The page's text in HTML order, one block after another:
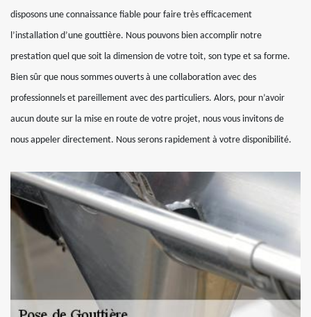
disposons une connaissance fiable pour faire très efficacement
l’installation d’une gouttière. Nous pouvons bien accomplir notre
prestation quel que soit la dimension de votre toit, son type et sa forme.
Bien sûr que nous sommes ouverts à une collaboration avec des
professionnels et pareillement avec des particuliers. Alors, pour n’avoir
aucun doute sur la mise en route de votre projet, nous vous invitons de
nous appeler directement. Nous serons rapidement à votre disponibilité.